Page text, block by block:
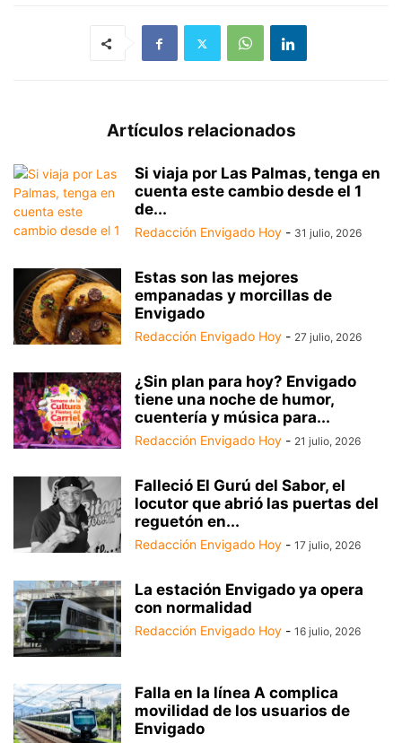
Artículos relacionados
Si viaja por Las Palmas, tenga en
cuenta este cambio desde el 1
de...
Redacción Envigado Hoy - 31 julio, 2026
Estas son las mejores
empanadas y morcillas de
Envigado
Redacción Envigado Hoy - 27 julio, 2026
¿Sin plan para hoy? Envigado
tiene una noche de humor,
cuentería y música para...
Redacción Envigado Hoy - 21 julio, 2026
Falleció El Gurú del Sabor, el
locutor que abrió las puertas del
reguetón en...
Redacción Envigado Hoy - 17 julio, 2026
La estación Envigado ya opera
con normalidad
Redacción Envigado Hoy - 16 julio, 2026
Falla en la línea A complica
movilidad de los usuarios de
Envigado